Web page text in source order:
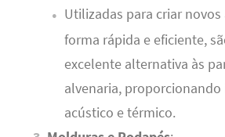
Utilizadas para criar
forma rápida e eficiente,
excelente alternativa às
alvenaria,
acústico e térmico.